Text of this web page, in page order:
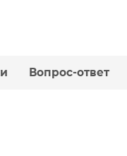
Вопрос-ответ